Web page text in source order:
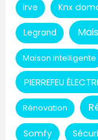
irve Knx
Legrand
Maison intelligente
PIERREFEU
Rénovation
Somfy